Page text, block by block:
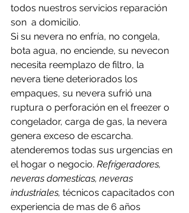
todos nuestros servicios reparación
son  a domicilio.
Si su nevera no enfría, no congela,
bota agua, no enciende, su nevecon
necesita reemplazo de filtro, la
nevera tiene deteriorados los
empaques, su nevera sufrió una
ruptura o perforación en el freezer o
congelador, carga de gas, la nevera
genera exceso de escarcha.
atenderemos todas sus urgencias en
el hogar o negocio. Refrigeradores,
neveras domesticas, neveras
industriales, técnicos capacitados con
experiencia de mas de 6 años